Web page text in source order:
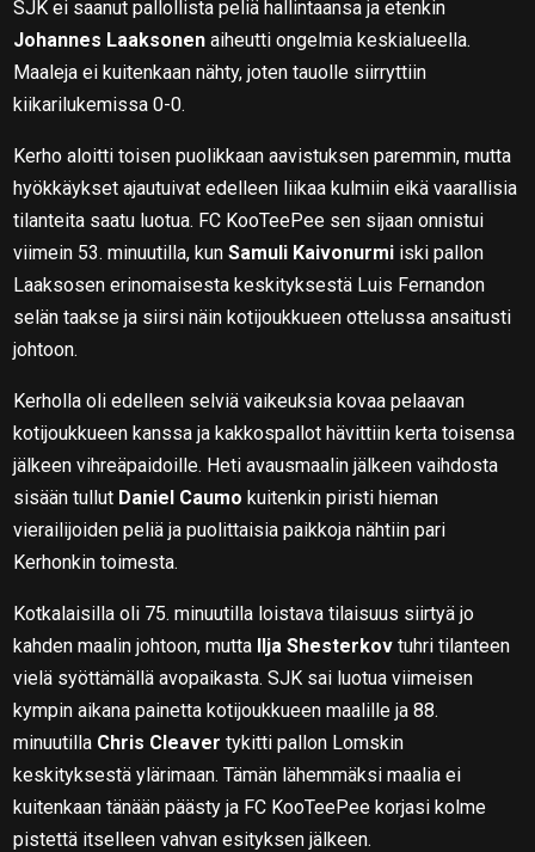
SJK ei saanut pallollista peliä hallintaansa ja etenkin
Johannes Laaksonen aiheutti ongelmia keskialueella.
Maaleja ei kuitenkaan nähty, joten tauolle siirryttiin
kiikarilukemissa 0-0.
Kerho aloitti toisen puolikkaan aavistuksen paremmin, mutta
hyökkäykset ajautuivat edelleen liikaa kulmiin eikä vaarallisia
tilanteita saatu luotua. FC KooTeePee sen sijaan onnistui
viimein 53. minuutilla, kunSamuli Kaivonurmi iski pallon
Laaksosen erinomaisesta keskityksestä Luis Fernandon
selän taakse ja siirsi näin kotijoukkueen ottelussa ansaitusti
johtoon.
Kerholla oli edelleen selviä vaikeuksia kovaa pelaavan
kotijoukkueen kanssa ja kakkospallot hävittiin kerta toisensa
jälkeen vihreäpaidoille. Heti avausmaalin jälkeen vaihdosta
sisään tullut Daniel Caumo kuitenkin piristi hieman
vierailijoiden peliä ja puolittaisia paikkoja nähtiin pari
Kerhonkin toimesta.
Kotkalaisilla oli 75. minuutilla loistava tilaisuus siirtyä jo
kahden maalin johtoon, mutta Ilja Shesterkov tuhri tilanteen
vielä syöttämällä avopaikasta. SJK sai luotua viimeisen
kympin aikana painetta kotijoukkueen maalille ja 88.
minuutilla Chris Cleaver tykitti pallon Lomskin
keskityksestä ylärimaan. Tämän lähemmäksi maalia ei
kuitenkaan tänään päästy ja FC KooTeePee korjasi kolme
pistettä itselleen vahvan esityksen jälkeen.